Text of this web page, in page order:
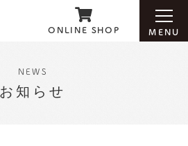
ONLINE SHOP MENU
NEWS
お知らせ